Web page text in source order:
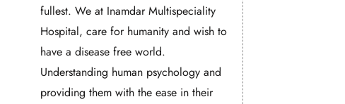
fullest. We at Inamdar Multispeciality
Hospital, care for humanity and wish to
have a disease free world.
Understanding human psychology and
providing them with the ease in their